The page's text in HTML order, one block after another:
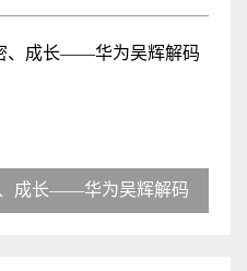
成长——华为吴辉解码